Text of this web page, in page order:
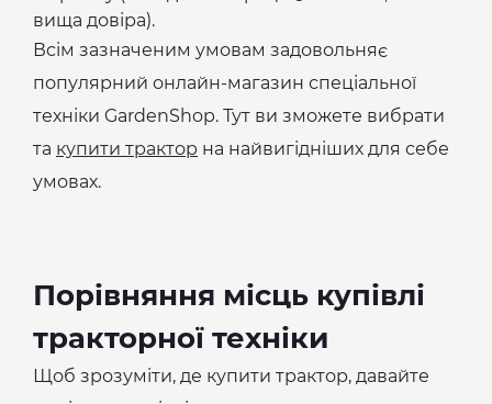
вища довіра).
Всім зазначеним умовам задовольняє
популярний онлайн-магазин спеціальної
техніки GardenShop. Тут ви зможете вибрати
та купити трактор на найвигідніших для себе
умовах.
Порівняння місць купівлі
тракторної техніки
Щоб зрозуміти, де купити трактор, давайте